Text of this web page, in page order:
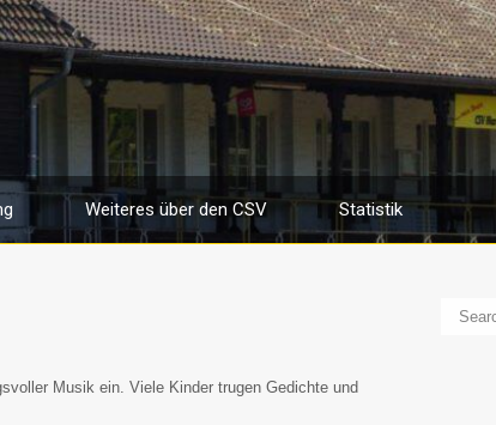
Weiteres über den CSV Statistik
Musik ein. Viele Kinder trugen Gedichte und